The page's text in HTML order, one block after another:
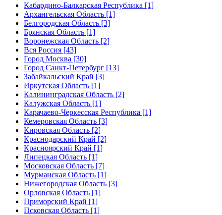
Кабардино-Балкарская Республика [1]
Архангельская Область [1]
Белгородская Область [3]
Брянская Область [1]
Воронежская Область [2]
Вся Россия [43]
Город Москва [30]
Город Санкт-Петербург [13]
Забайкальский Край [3]
Иркутская Область [1]
Калининградская Область [2]
Калужская Область [1]
Карачаево-Черкесская Республика [1]
Кемеровская Область [3]
Кировская Область [2]
Краснодарский Край [2]
Красноярский Край [1]
Липецкая Область [1]
Московская Область [7]
Мурманская Область [1]
Нижегородская Область [3]
Орловская Область [1]
Приморский Край [1]
Псковская Область [1]